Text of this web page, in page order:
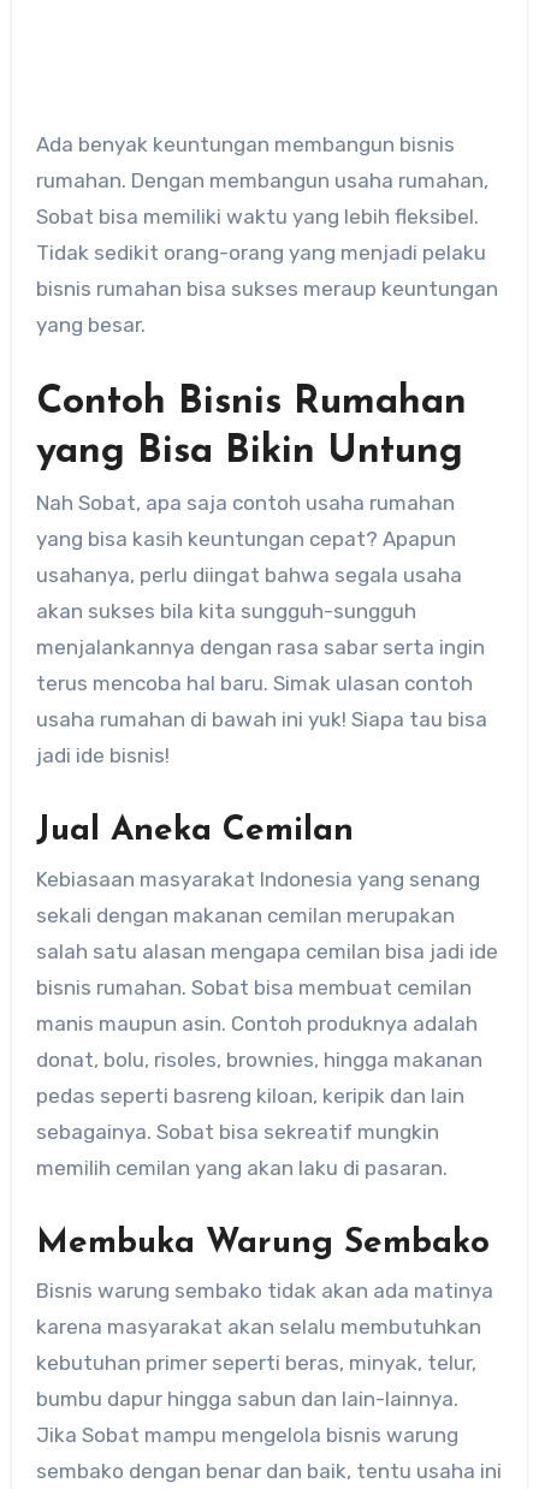
Ada benyak keuntungan membangun bisnis
rumahan. Dengan membangun usaha rumahan,
Sobat bisa memiliki waktu yang lebih fleksibel.
Tidak sedikit orang-orang yang menjadi pelaku
bisnis rumahan bisa sukses meraup keuntungan
yang besar.
Contoh Bisnis Rumahan
yang Bisa Bikin Untung
Nah Sobat, apa saja contoh usaha rumahan
yang bisa kasih keuntungan cepat? Apapun
usahanya, perlu diingat bahwa segala usaha
akan sukses bila kita sungguh-sungguh
menjalankannya dengan rasa sabar serta ingin
terus mencoba hal baru. Simak ulasan contoh
usaha rumahan di bawah ini yuk! Siapa tau bisa
jadi ide bisnis!
Jual Aneka Cemilan
Kebiasaan masyarakat Indonesia yang senang
sekali dengan makanan cemilan merupakan
salah satu alasan mengapa cemilan bisa jadi ide
bisnis rumahan. Sobat bisa membuat cemilan
manis maupun asin. Contoh produknya adalah
donat, bolu, risoles, brownies, hingga makanan
pedas seperti basreng kiloan, keripik dan lain
sebagainya. Sobat bisa sekreatif mungkin
memilih cemilan yang akan laku di pasaran.
Membuka Warung Sembako
Bisnis warung sembako tidak akan ada matinya
karena masyarakat akan selalu membutuhkan
kebutuhan primer seperti beras, minyak, telur,
bumbu dapur hingga sabun dan lain-lainnya.
Jika Sobat mampu mengelola bisnis warung
sembako dengan benar dan baik, tentu usaha ini